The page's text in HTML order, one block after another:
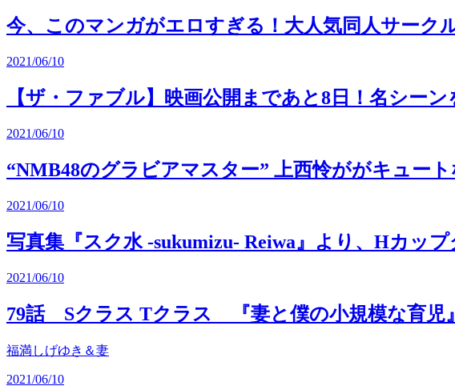
今、このマンガがエロすぎる！大人気同人サーク
2021/06/10
【ザ・ファブル】映画公開まであと8日！名シーン
2021/06/10
“NMB48のグラビアマスター” 上西怜ががキュー
2021/06/10
写真集『スク水 -sukumizu- Reiwa』より、Hカッ
2021/06/10
79話 Sクラス Tクラス 『妻と僕の小規模な育児
福満しげゆき＆妻
2021/06/10